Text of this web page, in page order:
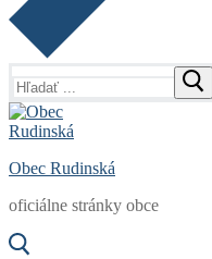
Obec Rudinská
oficiálne stránky obce